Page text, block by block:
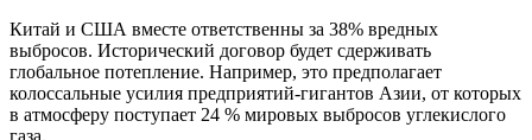
Китай и США вместе ответственны за 38% вредных
выбросов. Исторический договор будет сдерживать
глобальное потепление. Например, это предполагает
колоссальные усилия предприятий-гигантов Азии, от которых
в атмосферу поступает 24 % мировых выбросов углекислого
газа.